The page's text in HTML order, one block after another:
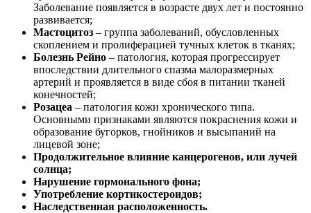
Заболевание появляется в возрасте двух лет и постоянно
развивается;
Мастоцитоз – группа заболеваний, обусловленных
скоплением и пролиферацией тучных клеток в тканях;
Болезнь Рейно – патология, которая прогрессирует
впоследствии длительного спазма малоразмерных
артерий и проявляется в виде сбоя в питании тканей
конечностей;
Розацеа – патология кожи хронического типа.
Основными признаками являются покраснения кожи и
образование бугорков, гнойников и высыпаний на
лицевой зоне;
Продолжительное влияние канцерогенов, или лучей
солнца;
Нарушение гормонального фона;
Употребление кортикостероидов;
Наследственная расположенность.